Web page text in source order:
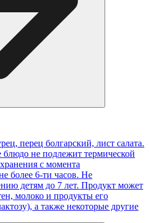
перец болгарский, лист салата.
блюдо не подлежит термической
с момента
более 6-ти часов. Не
детям до 7 лет. Продукт может
молоко и продукты его
а также некоторые другие